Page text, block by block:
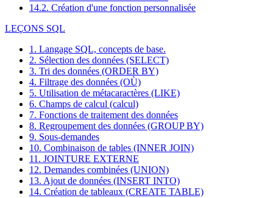
14.2. Création d'une fonction personnalisée
LEÇONS SQL
1. Langage SQL, concepts de base.
2. Sélection des données (SELECT)
3. Tri des données (ORDER BY)
4. Filtrage des données (OÙ)
5. Utilisation de métacaractères (LIKE)
6. Champs de calcul (calcul)
7. Fonctions de traitement des données
8. Regroupement des données (GROUP BY)
9. Sous-demandes
10. Combinaison de tables (INNER JOIN)
11. JOINTURE EXTERNE
12. Demandes combinées (UNION)
13. Ajout de données (INSERT INTO)
14. Création de tableaux (CREATE TABLE)